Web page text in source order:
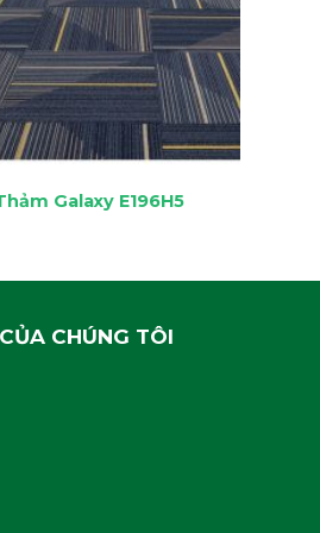
Galaxy E196H5
CHÚNG TÔI